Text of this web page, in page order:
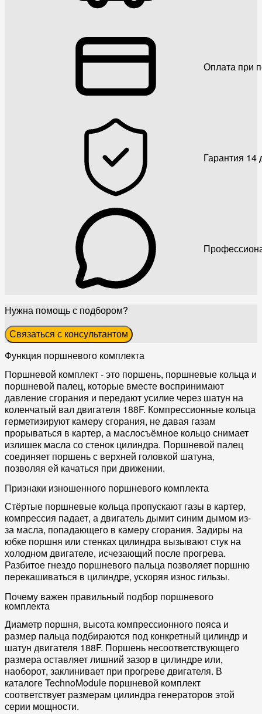
Оплата при
Гарантия 14
Нужна помощь с подбором?
Связаться с консультантом
Функция поршневого комплекта
Поршневой комплект - это поршень, поршневые кольца и
поршневой палец, которые вместе воспринимают
давление сгорания и передают усилие через шатун на
коленчатый вал двигателя 188F. Компрессионные кольца
герметизируют камеру сгорания, не давая газам
прорываться в картер, а маслосъёмное кольцо снимает
излишек масла со стенок цилиндра. Поршневой палец
соединяет поршень с верхней головкой шатуна,
позволяя ей качаться при движении.
Признаки изношенного поршневого комплекта
Стёртые поршневые кольца пропускают газы в картер,
компрессия падает, а двигатель дымит синим дымом из-
за масла, попадающего в камеру сгорания. Задиры на
юбке поршня или стенках цилиндра вызывают стук на
холодном двигателе, исчезающий после прогрева.
Разбитое гнездо поршневого пальца позволяет поршню
перекашиваться в цилиндре, ускоряя износ гильзы.
Почему важен правильный подбор поршневого
комплекта
Диаметр поршня, высота компрессионного пояса и
размер пальца подбираются под конкретный цилиндр и
шатун двигателя 188F. Поршень несоответствующего
размера оставляет лишний зазор в цилиндре или,
наоборот, заклинивает при прогреве двигателя. В
каталоге TechnoModule поршневой комплект
соответствует размерам цилиндра генераторов этой
серии мощности.